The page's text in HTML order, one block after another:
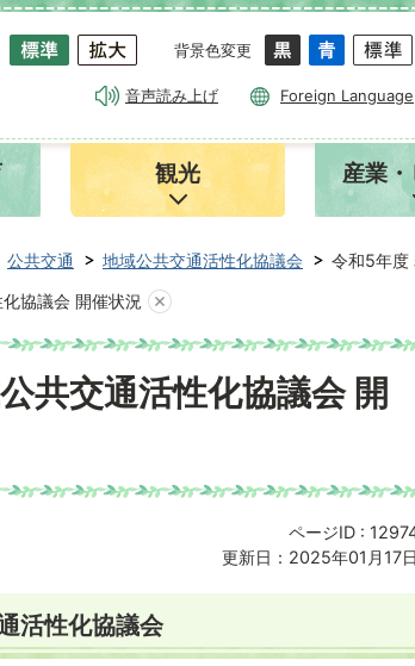
背景色変更
音声読み上げ Foreign Language
観光 産業
公共交通 地域公共交通活性化協議会
令和5年度
協議会 開催状況
共交通活性化協議会 開
ページID :
更新日：2025年01月17日
活性化協議会